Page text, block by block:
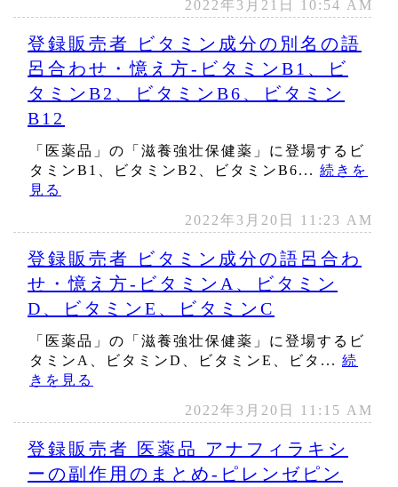
2022年3月21日 10:54 AM
登録販売者 ビタミン成分の別名の語
呂合わせ・憶え方‐ビタミンB1、ビ
タミンB2、ビタミンB6、ビタミン
B12
「医薬品」の「滋養強壮保健薬」に登場するビ
タミンB1、ビタミンB2、ビタミンB6... 続きを
見る
2022年3月20日 11:23 AM
登録販売者 ビタミン成分の語呂合わ
せ・憶え方‐ビタミンA、ビタミン
D、ビタミンE、ビタミンC
「医薬品」の「滋養強壮保健薬」に登場するビ
タミンA、ビタミンD、ビタミンE、ビタ... 続
きを見る
2022年3月20日 11:15 AM
登録販売者 医薬品 アナフィラキシ
ーの副作用のまとめ‐ピレンゼピン